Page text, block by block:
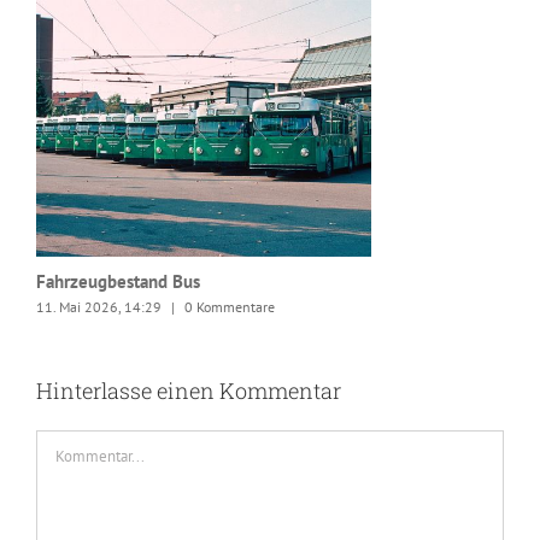
Fahrzeugbestand Bus
11. Mai 2026, 14:29 | 0 Kommentare
Hinterlasse einen Kommentar